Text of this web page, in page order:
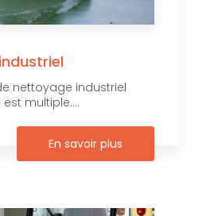
nettoyage industriel
multiple....
En savoir plus